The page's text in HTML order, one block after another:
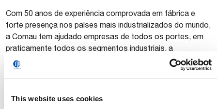
This website uses cookies
Com 50 anos de experiência comprovada em fábrica e
forte presença nos países mais industrializados do mundo,
a Comau tem ajudado empresas de todos os portes, em
praticamente todos os segmentos industriais, a
produzirem com mais qualidade, eficiência, em menos
tempo e com custos menores. A oferta da empresa se
consultoria e treinamento.